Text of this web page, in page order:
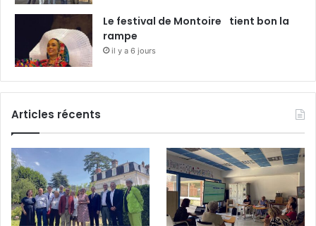
Le festival de Montoire tient bon la
rampe
il y a 6 jours
Articles récents